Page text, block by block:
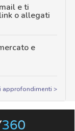
e ti
o allegati
e
approfondimenti >